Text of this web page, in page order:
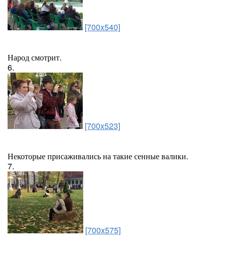
[700x540]
Народ смотрит.
6.
[700x523]
Некоторые присаживались на такие сенные валики.
7.
[700x575]